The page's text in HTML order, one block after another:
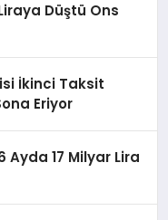
Düştü Ons
İkinci Taksit
Eriyor
Ayda 17 Milyar Lira